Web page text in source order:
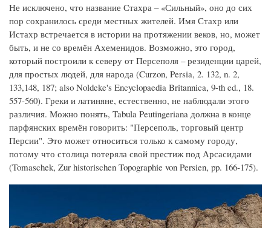
Не исключено, что название Стахра – «Сильный», оно до сих
пор сохранилось среди местных жителей. Имя Стахр или
Истахр встречается в истории на протяжении веков, но, может
быть, и не со времён Ахеменидов. Возможно, это город,
который построили к северу от Персеполя – резиденции царей,
для простых людей, для народа (Curzon, Persia, 2. 132, n. 2,
133,148, 187; also Noldeke's Encyclopaedia Britannica, 9-th ed., 18.
557-560). Греки и латиняне, естественно, не наблюдали этого
различия. Можно понять, Tabula Peutingeriana должна в конце
парфянских времён говорить: "Персеполь, торговый центр
Персии". Это может относиться только к самому городу,
потому что столица потеряла свой престиж под Арсасидами
(Tomaschek, Zur historischen Topographie von Persien, pp. 166-175).